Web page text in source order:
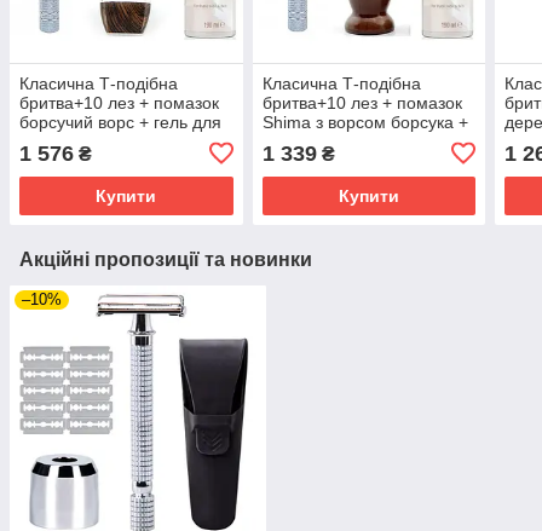
Класична Т-подібна
бритва+10 лез + помазок
борсучий ворс + гель для
Gillette Venus Satin Care 2-
в-1
1 576 ₴
Купити
Класична Т-подібна
бритва+10 лез + помазок
Shima з ворсом борсука +
гель для гоління інтимної
зони Gillette Venus Satin
Care 2-в-1
1 339₴
Купити
1
Акційні пропозиції та новинки
–10%